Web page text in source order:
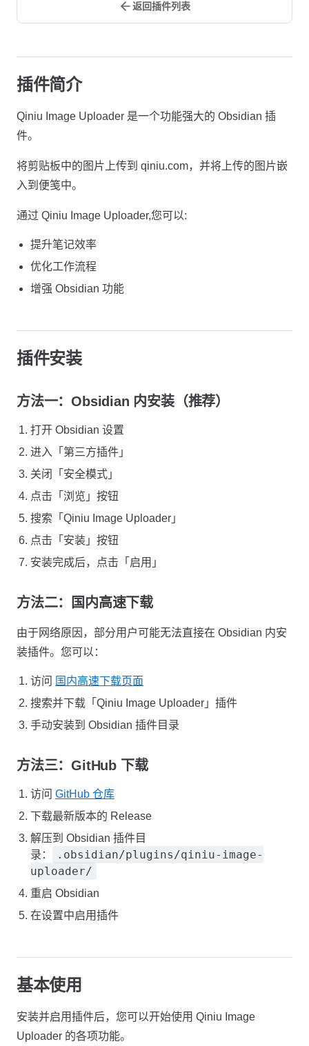
返回插件列表
插件简介
Qiniu Image Uploader 是一个功能强大的 Obsidian 插
件。
将剪贴板中的图片上传到 qiniu.com，并将上传的图片嵌
入到便笺中。
通过 Qiniu Image Uploader,您可以:
提升笔记效率
优化工作流程
增强 Obsidian 功能
插件安装
方法一：Obsidian 内安装（推荐）
打开 Obsidian 设置
进入「第三方插件」
关闭「安全模式」
点击「浏览」按钮
搜索「Qiniu Image Uploader」
点击「安装」按钮
安装完成后，点击「启用」
方法二：国内高速下载
由于网络原因，部分用户可能无法直接在 Obsidian 内安
装插件。您可以：
访问 国内高速下载页面
搜索并下载「Qiniu Image Uploader」插件
手动安装到 Obsidian 插件目录
方法三：GitHub 下载
访问 GitHub 仓库
下载最新版本的 Release
解压到 Obsidian 插件目
录：
.obsidian/plugins/qiniu-image-
uploader/
重启 Obsidian
在设置中启用插件
基本使用
安装并启用插件后，您可以开始使用 Qiniu Image
Uploader 的各项功能。